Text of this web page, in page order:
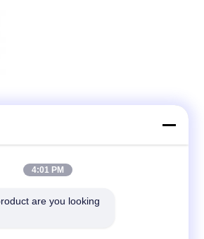
4:01 PM
are you looking